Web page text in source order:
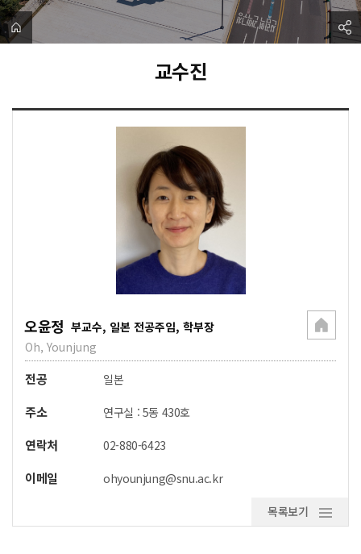
교수진
오윤정 부교수, 일본 전공주임, 학부장
Oh, Younjung
전공 일본
주소 연구실 : 5동 430호
연락처 02-880-6423
이메일 ohyounjung@snu.ac.kr
목록보기